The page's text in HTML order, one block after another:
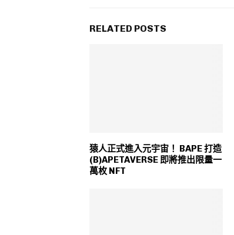
RELATED POSTS
猿人正式進入元宇宙！ BAPE 打造
(B)APETAVERSE 即將推出限量一
萬枚 NFT